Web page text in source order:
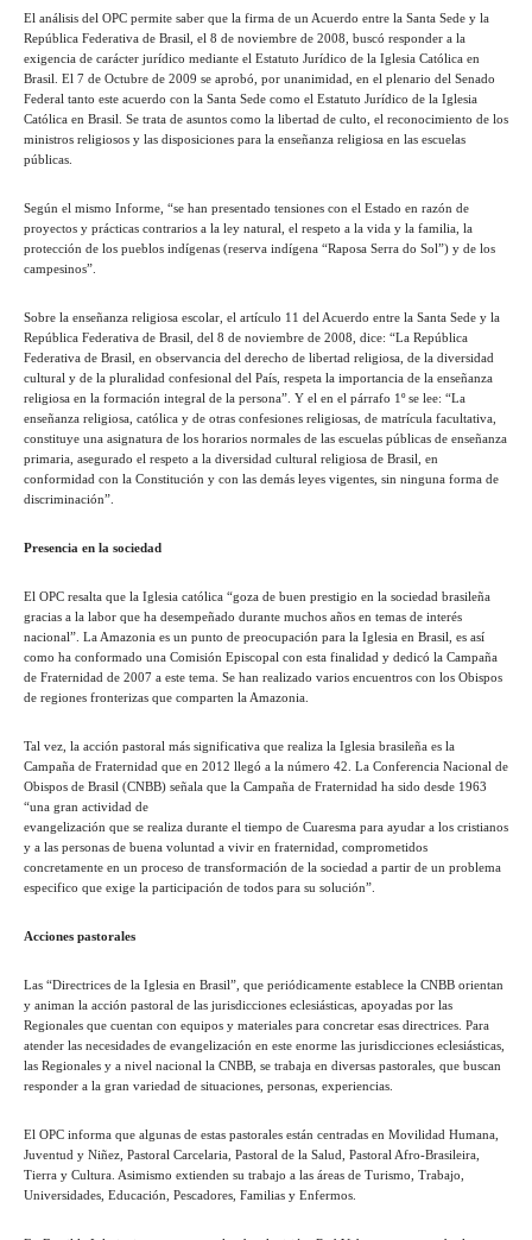
El análisis del OPC permite saber que la firma de un Acuerdo entre la Santa Sede y la
República Federativa de Brasil, el 8 de noviembre de 2008, buscó responder a la
exigencia de carácter jurídico mediante el Estatuto Jurídico de la Iglesia Católica en
Brasil. El 7 de Octubre de 2009 se aprobó, por unanimidad, en el plenario del Senado
Federal tanto este acuerdo con la Santa Sede como el Estatuto Jurídico de la Iglesia
Católica en Brasil. Se trata de asuntos como la libertad de culto, el reconocimiento de los
ministros religiosos y las disposiciones para la enseñanza religiosa en las escuelas
públicas.
Según el mismo Informe, “se han presentado tensiones con el Estado en razón de
proyectos y prácticas contrarios a la ley natural, el respeto a la vida y la familia, la
protección de los pueblos indígenas (reserva indígena “Raposa Serra do Sol”) y de los
campesinos”.
Sobre la enseñanza religiosa escolar, el artículo 11 del Acuerdo entre la Santa Sede y la
República Federativa de Brasil, del 8 de noviembre de 2008, dice: “La República
Federativa de Brasil, en observancia del derecho de libertad religiosa, de la diversidad
cultural y de la pluralidad confesional del País, respeta la importancia de la enseñanza
religiosa en la formación integral de la persona”. Y el en el párrafo 1º se lee: “La
enseñanza religiosa, católica y de otras confesiones religiosas, de matrícula facultativa,
constituye una asignatura de los horarios normales de las escuelas públicas de enseñanza
primaria, asegurado el respeto a la diversidad cultural religiosa de Brasil, en
conformidad con la Constitución y con las demás leyes vigentes, sin ninguna forma de
discriminación”.
Presencia en la sociedad
El OPC resalta que la Iglesia católica “goza de buen prestigio en la sociedad brasileña
gracias a la labor que ha desempeñado durante muchos años en temas de interés
nacional”. La Amazonia es un punto de preocupación para la Iglesia en Brasil, es así
como ha conformado una Comisión Episcopal con esta finalidad y dedicó la Campaña
de Fraternidad de 2007 a este tema. Se han realizado varios encuentros con los Obispos
de regiones fronterizas que comparten la Amazonia.
Tal vez, la acción pastoral más significativa que realiza la Iglesia brasileña es la
Campaña de Fraternidad que en 2012 llegó a la número 42. La Conferencia Nacional de
Obispos de Brasil (CNBB) señala que la Campaña de Fraternidad ha sido desde 1963
“una gran actividad de
evangelización que se realiza durante el tiempo de Cuaresma para ayudar a los cristianos
y a las personas de buena voluntad a vivir en fraternidad, comprometidos
concretamente en un proceso de transformación de la sociedad a partir de un problema
especifico que exige la participación de todos para su solución”.
Acciones pastorales
Las “Directrices de la Iglesia en Brasil”, que periódicamente establece la CNBB orientan
y animan la acción pastoral de las jurisdicciones eclesiásticas, apoyadas por las
Regionales que cuentan con equipos y materiales para concretar esas directrices. Para
atender las necesidades de evangelización en este enorme las jurisdicciones eclesiásticas,
las Regionales y a nivel nacional la CNBB, se trabaja en diversas pastorales, que buscan
responder a la gran variedad de situaciones, personas, experiencias.
El OPC informa que algunas de estas pastorales están centradas en Movilidad Humana,
Juventud y Niñez, Pastoral Carcelaria, Pastoral de la Salud, Pastoral Afro-Brasileira,
Tierra y Cultura. Asimismo extienden su trabajo a las áreas de Turismo, Trabajo,
Universidades, Educación, Pescadores, Familias y Enfermos.